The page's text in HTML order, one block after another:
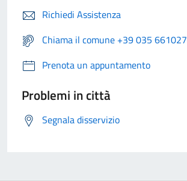
Richiedi Assistenza
Chiama il comune +39 035 661027
Prenota un appuntamento
Problemi in città
Segnala disservizio